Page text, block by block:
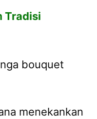
Tradisi
bouquet
menekankan